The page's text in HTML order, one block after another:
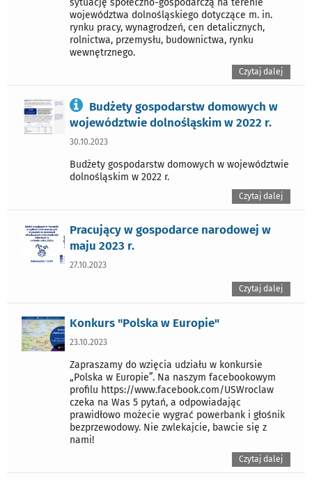
województwa dolnośląskiego dotyczące m. in.
rynku pracy, wynagrodzeń, cen detalicznych,
rolnictwa, przemysłu, budownictwa, rynku
wewnętrznego.
Czytaj dalej
Budżety gospodarstw domowych w
województwie dolnośląskim w 2022 r.
30.10.2023
Budżety gospodarstw domowych w województwie
dolnośląskim w 2022 r.
Czytaj dalej
Pracujący w gospodarce narodowej w
maju 2023 r.
27.10.2023
Czytaj dalej
Konkurs "Polska w Europie"
23.10.2023
Zapraszamy do wzięcia udziału w konkursie
„Polska w Europie”. Na naszym facebookowym
profilu https://www.facebook.com/USWroclaw
czeka na Was 5 pytań, a odpowiadając
prawidłowo możecie wygrać powerbank i głośnik
bezprzewodowy. Nie zwlekajcie, bawcie się z
nami!
Czytaj dalej